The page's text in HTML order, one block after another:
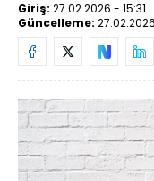
Giriş: 27.02.2026 - 15:31
Güncelleme: